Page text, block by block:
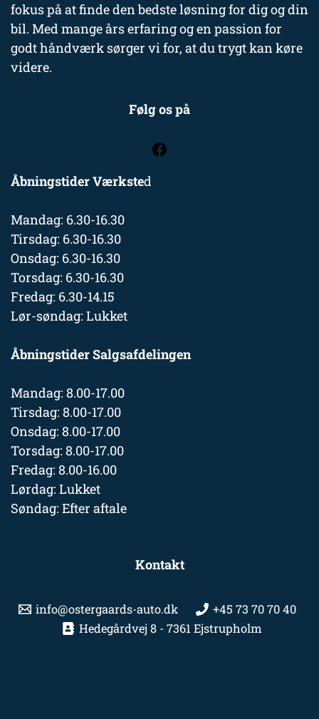
fokus på at finde den bedste løsning for dig og din
bil. Med mange års erfaring og en passion for
godt håndværk sørger vi for, at du trygt kan køre
videre.
Følg os på
Åbningstider Værksted
Mandag: 6.30-16.30
Tirsdag: 6.30-16.30
Onsdag: 6.30-16.30
Torsdag: 6.30-16.30
Fredag: 6.30-14.15
Lør-søndag: Lukket
Åbningstider Salgsafdelingen
Mandag: 8.00-17.00
Tirsdag: 8.00-17.00
Onsdag: 8.00-17.00
Torsdag: 8.00-17.00
Fredag: 8.00-16.00
Lørdag: Lukket
Søndag: Efter aftale
Kontakt
info@ostergaards-auto.dk
+45 73 70 70 40
Hedegårdvej 8 - 7361 Ejstrupholm